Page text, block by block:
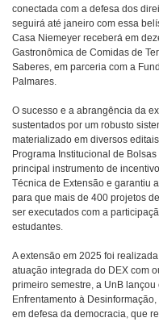
conectada com a defesa dos
seguirá até janeiro com essa
Casa Niemeyer receberá em
Gastronômica de Comidas de
Saberes, em parceria com a
Palmares.
O sucesso e a abrangência da
sustentados por um robusto
materializado em diversos
Programa Institucional de
principal instrumento de
Técnica de Extensão e garantiu
para que mais de 400 projetos
ser executados com a
estudantes.
A extensão em 2025 foi
atuação integrada do DEX com
primeiro semestre, a UnB lançou
Enfrentamento à
em defesa da democracia, que